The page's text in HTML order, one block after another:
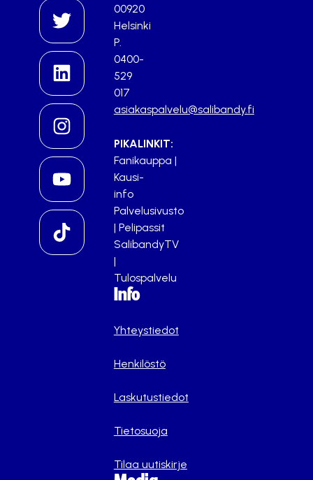
00920
Helsinki
P.
0400-
529
017
asiakaspalvelu@salibandy.fi
PIKALINKIT:
Fanikauppa |
Kausi-
info
Palvelusivusto
| Pelipassit
SalibandyTV
|
Tulospalvelu
Info
Yhteystiedot
Henkilöstö
Laskutustiedot
Tietosuoja
Tilaa uutiskirje